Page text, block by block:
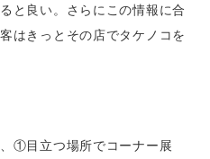
と良い。さらにこの情報に合
はきっとその店でタケノコを
①目立つ場所でコーナー展